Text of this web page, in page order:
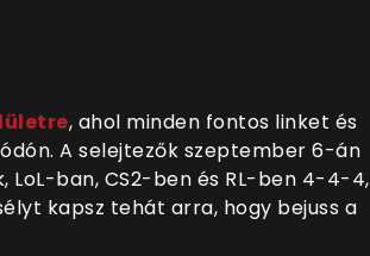
, ahol minden fontos linket és
A selejtezők szeptember 6-án
ban, CS2-ben és RL-ben 4-4-4,
kapsz tehát arra, hogy bejuss a